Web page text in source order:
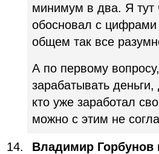
минимум в два. Я тут
обосновал с
общем так все
А по первому
зарабатывать
кто уже заработал
можно с этим не
Владимир Горбунов